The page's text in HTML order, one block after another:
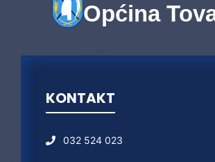
Općina
KONTAKT
032 524 023